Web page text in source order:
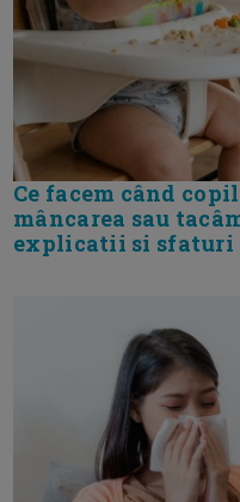
Ce facem când
mâncarea sau
explicatii si sfaturi